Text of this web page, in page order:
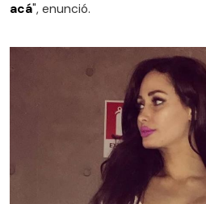
acá", enunció.